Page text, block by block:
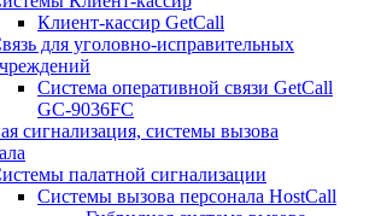
Клиент-кассир GetCall
для уголовно-исправительных
Система оперативной связи GetCall
GC-9036FC
сигнализация, системы вызова
палатной сигнализации
Системы вызова персонала HostCall